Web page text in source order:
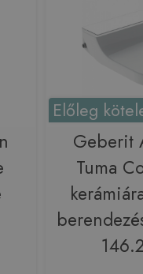
Előleg
Geberit
Tuma